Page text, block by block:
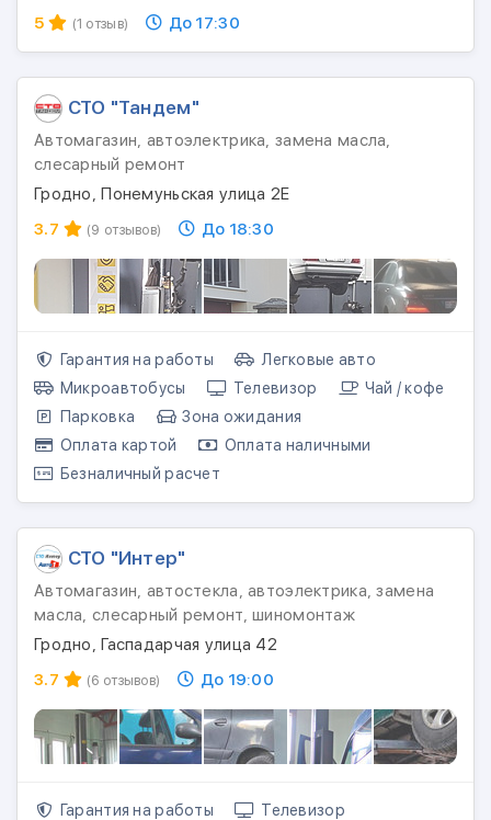
5
(1 отзыв) До 17:30
СТО "Тандем"
Автомагазин, автоэлектрика, замена масла,
слесарный ремонт
Гродно, Понемуньская улица 2Е
3.7
(9 отзывов) До 18:30
Гарантия на работы
Легковые авто
Микроавтобусы
Телевизор
Чай / кофе
Парковка
Зона ожидания
Оплата картой
Оплата наличными
Безналичный расчет
СТО "Интер"
Автомагазин, автостекла, автоэлектрика, замена
масла, слесарный ремонт, шиномонтаж
Гродно, Гаспадарчая улица 42
3.7
(6 отзывов) До 19:00
Гарантия на работы
Телевизор